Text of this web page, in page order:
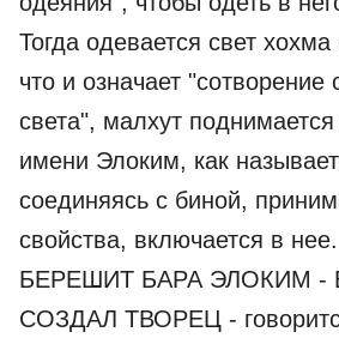
Тогда одевается свет
что и означает "сотворение
света", малхут
имени Элоким, как
соединяясь с биной,
свойства, включается в
БЕРЕШИТ БАРА ЭЛОКИМ -
СОЗДАЛ ТВОРЕЦ -